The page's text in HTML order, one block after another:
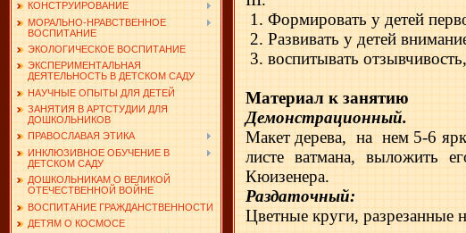
КОНСТРУИРОВАНИЕ
МОРАЛЬНО-НРАВСТВЕННОЕ
ВОСПИТАНИЕ
ЭКОЛОГИЧЕСКОЕ ВОСПИТАНИЕ
ЭКСПЕРИМЕНТАЛЬНАЯ
ДЕЯТЕЛЬНОСТЬ В ДЕТСКОМ САДУ
НАУЧНЫЕ ОПЫТЫ ДЛЯ ДЕТЕЙ
ЗАНЯТИЯ В АРТСТУДИИ ДЛЯ
ДОШКОЛЬНИКОВ
ПРАВОСЛАВАЯ ЭТИКА
ИНКЛЮЗИВНОЕ ОБУЧЕНИЕ В
ДЕТСКОМ САДУ
ДОШКОЛЬНИКАМ О ВЕЛИКОЙ
ОТЕЧЕСТВЕННОЙ ВОЙНЕ
ВОСПИТАНИЕ ГРАЖДАНСТВЕННОСТИ
ДЕТЯМ О КОСМОСЕ
1. Формировать у детей
2. Развивать у детей
3. воспитывать
Материал к занятию
Демонстрационный.
Макет дерева, на нем 5-6
листе ватмана, выложить
Кюизенера.
Раздаточный:
Цветные круги, разрезанные